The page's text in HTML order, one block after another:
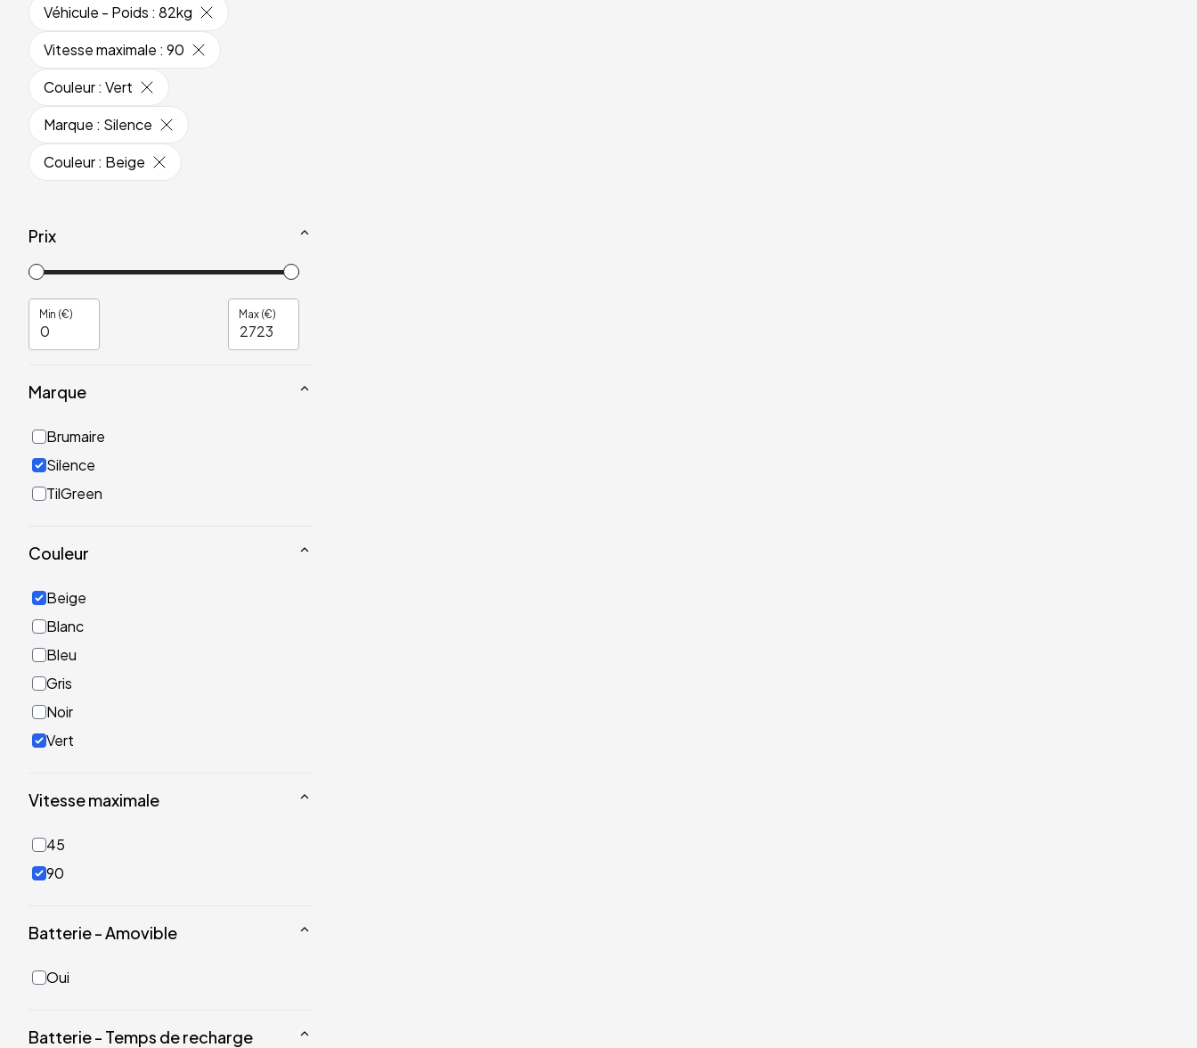
Véhicule - Poids : 82kg
Vitesse maximale : 90
Couleur: Vert
Marque : Silence
Couleur: Beige
Prix
Min (€) Max (€)
Marque
Brumaire
Silence
TilGreen
Couleur
Beige
Blanc
Bleu
Gris
Noir
Vert
Vitesse maximale
45
90
Batterie - Amovible
Oui
Batterie - Temps de recharge